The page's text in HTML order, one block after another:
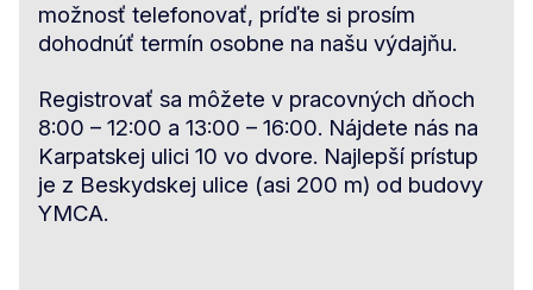
možnosť telefonovať, príďte si prosím
dohodnúť termín osobne na našu výdajňu.
Registrovať sa môžete v pracovných dňoch
8:00 – 12:00 a 13:00 – 16:00. Nájdete nás na
Karpatskej ulici 10 vo dvore. Najlepší prístup
je z Beskydskej ulice (asi 200 m) od budovy
YMCA.